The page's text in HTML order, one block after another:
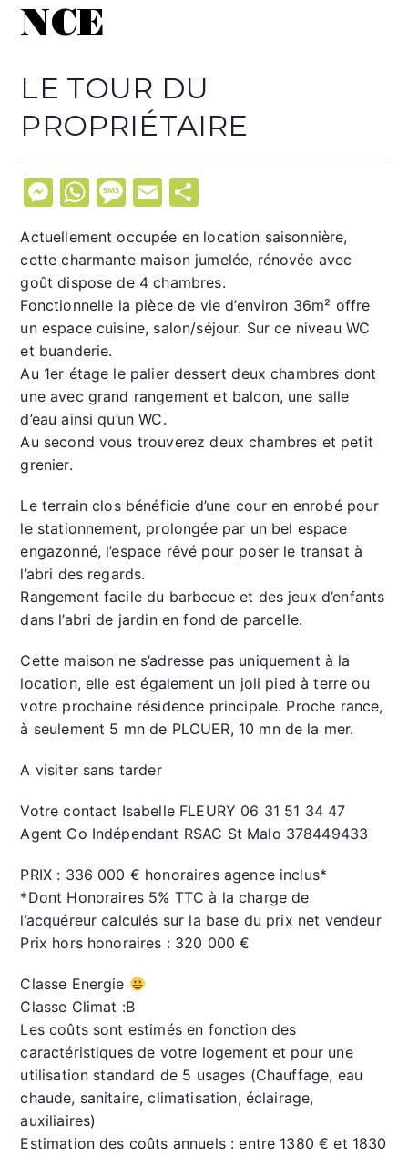
NCE
LE TOUR DU
PROPRIÉTAIRE
M
s
s
e
n
g
er
W
at
s
A
p
p
M
s
s
a
g
e
E
m
ai
l
ta
g
er
Actuellement occupée en location saisonnière,
cette charmante maison jumelée, rénovée avec
goût dispose de 4 chambres.
Fonctionnelle la pièce de vie d’environ 36m² offre
un espace cuisine, salon/séjour. Sur ce niveau WC
et buanderie.
Au 1er étage le palier dessert deux chambres dont
une avec grand rangement et balcon, une salle
d’eau ainsi qu’un WC.
Au second vous trouverez deux chambres et petit
grenier.
Le terrain clos bénéficie d’une cour en enrobé pour
le stationnement, prolongée par un bel espace
engazonné, l’espace rêvé pour poser le transat à
l’abri des regards.
Rangement facile du barbecue et des jeux d’enfants
dans l’abri de jardin en fond de parcelle.
Cette maison ne s’adresse pas uniquement à la
location, elle est également un joli pied à terre ou
votre prochaine résidence principale. Proche rance,
à seulement 5 mn de PLOUER, 10 mn de la mer.
A visiter sans tarder
Votre contact Isabelle FLEURY 06 31 51 34 47
Agent Co Indépendant RSAC St Malo 378449433
PRIX : 336 000 € honoraires agence inclus*
*Dont Honoraires 5% TTC à la charge de
l’acquéreur calculés sur la base du prix net vendeur
Prix hors honoraires : 320 000 €
Classe Energie
Classe Climat :B
Les coûts sont estimés en fonction des
caractéristiques de votre logement et pour une
utilisation standard de 5 usages (Chauffage, eau
chaude, sanitaire, climatisation, éclairage,
auxiliaires)
Estimation des coûts annuels : entre 1380 € et 1830